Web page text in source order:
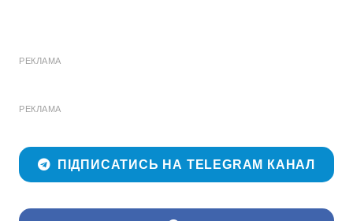
РЕКЛАМА
РЕКЛАМА
ПІДПИСАТИСЬ НА TELEGRAM КАНАЛ